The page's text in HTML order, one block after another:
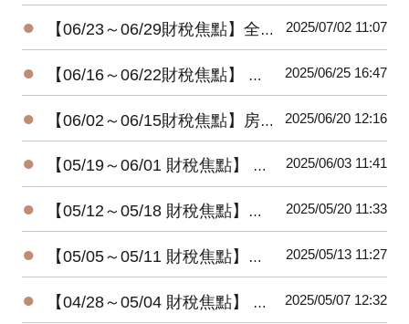
● 【06/23～06/29財稅焦點】全台高達992億祖產等待子孫繼承!! 2025/07/02 11:07
● 【06/16～06/22財稅焦點】 倒數12天! 全台已83.5％完成所得稅申報 2025/06/25 16:47
● 【06/02～06/15財稅焦點】房租租約附件有註明收租內容要繳印花稅 2025/06/20 12:16
● 【05/19～06/01 財稅焦點】 長輩轉錢給家人，小心關愛變稅債 2025/06/03 11:41
● 【05/12～05/18 財稅焦點】所得報稅， 22%民眾已完成 2025/05/20 11:33
● 【05/05～05/11 財稅焦點】富人節稅，四招就行 2025/05/13 11:27
● 【04/28～05/04 財稅焦點】 減稅不成反增稅，女法官不孕治療纏訟六年仍敗訴 2025/05/07 12:32